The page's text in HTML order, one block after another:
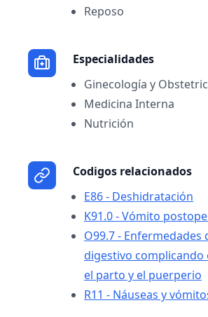
Reposo
Especialidades
Ginecología y
Medicina Interna
Nutrición
Codigos relacionados
E86 - Deshidratación
K91.0 - Vómito
O99.7 - Enfermedades
digestivo complicando
el parto y el puerperio
R11 - Náuseas y